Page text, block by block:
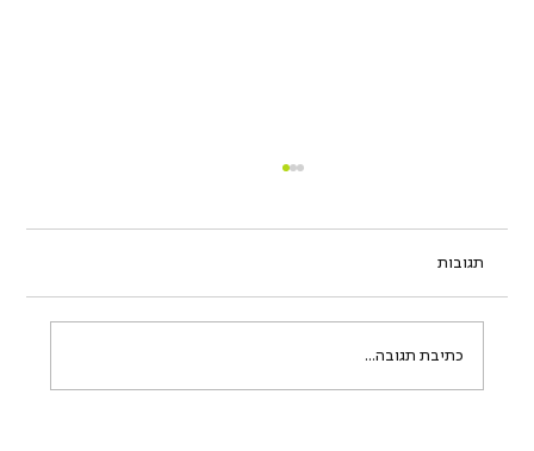
תגובות
כתיבת תגובה...